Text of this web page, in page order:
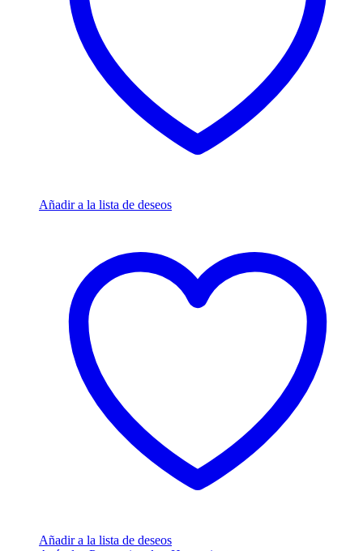
Añadir a la lista de deseos
Añadir a la lista de deseos